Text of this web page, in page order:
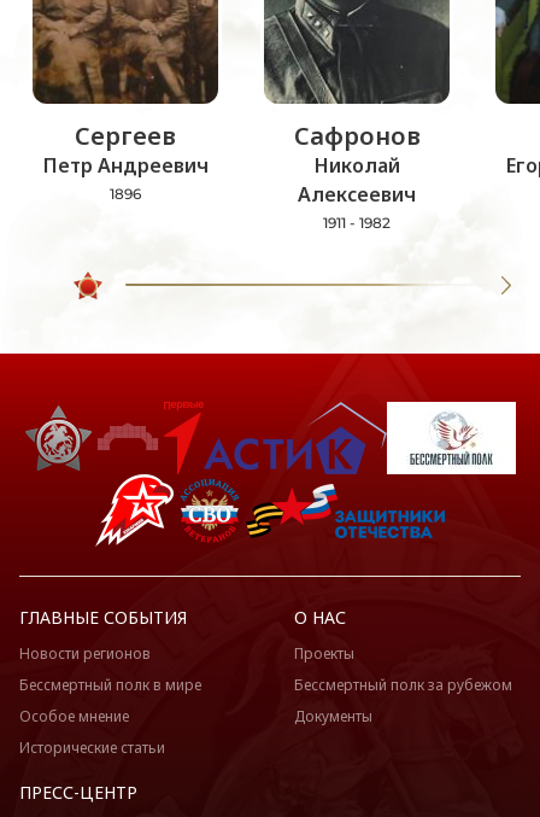
Сергеев
Петр Андреевич
1896
Сафронов
Николай
Алексеевич
1911 - 1982
ГЛАВНЫЕ СОБЫТИЯ
Новости регионов
Бессмертный полк в мире
Особое мнение
Исторические статьи
О НАС
Проекты
Бессмертный полк за рубежом
Документы
ПРЕСС-ЦЕНТР